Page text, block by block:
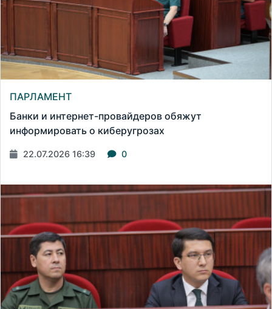
ПАРЛАМЕНТ
Банки и интернет-провайдеров обяжут
информировать о киберугрозах
22.07.2026 16:39 0